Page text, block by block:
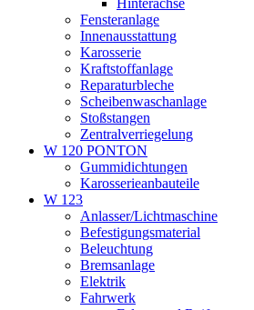
Fensteranlage
Innenausstattung
Karosserie
Kraftstoffanlage
Reparaturbleche
Scheibenwaschanlage
Stoßstangen
Zentralverriegelung
W 120 PONTON
Gummidichtungen
Karosserieanbauteile
W 123
Anlasser/Lichtmaschine
Befestigungsmaterial
Beleuchtung
Bremsanlage
Elektrik
Fahrwerk